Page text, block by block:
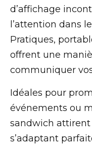
d’affichage
l’attention dans
Pratiques,
offrent une
communiquer
Idéales pour
événements ou
sandwich attirent
s’adaptant